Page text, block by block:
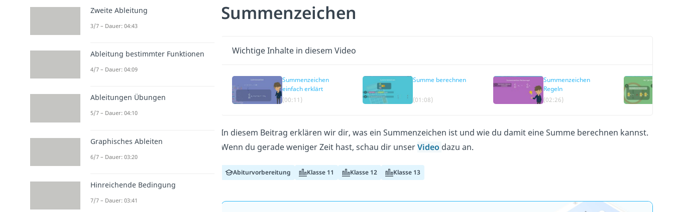
Summenzeichen
Wichtige Inhalte in diesem Video
Summenzeichen
einfach erklärt
(00:11)
Summe berechnen
(01:08)
Summenzeichen
Regeln
(02:26)
In diesem Beitrag erklären wir dir, was ein Summenzeichen ist und wie du damit eine Summe berechnen kannst.
Wenn du gerade weniger Zeit hast, schau dir unserVideo dazu an.
Abiturvorbereitung Klasse 11 Klasse 12 Klasse 13
Zweite Ableitung
3/7 – Dauer: 04:43
Ableitung bestimmter Funktionen
4/7 – Dauer: 04:09
Ableitungen Übungen
5/7 – Dauer: 04:10
Graphisches Ableiten
6/7 – Dauer: 03:20
Hinreichende Bedingung
7/7 – Dauer: 03:41